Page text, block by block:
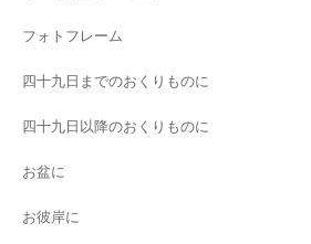
フォトフレーム
四十九日までのおくりものに
四十九日以降のおくりものに
お盆に
お彼岸に